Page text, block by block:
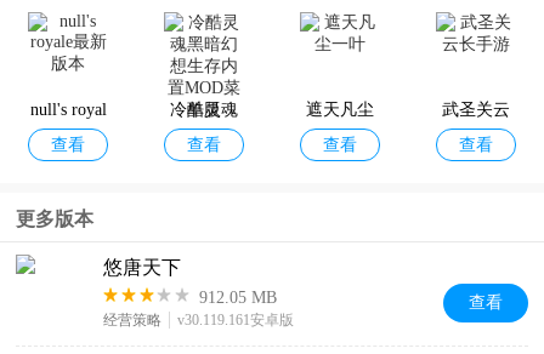
中文版
版
null's royal
e最新版本
查看
冷酷灵魂
黑暗幻想
查看
遮天凡尘
一叶
查看
武圣关云
长手游
查看
更多版本
悠唐天下
912.05 MB
经营策略 v30.119.161安卓版
查看